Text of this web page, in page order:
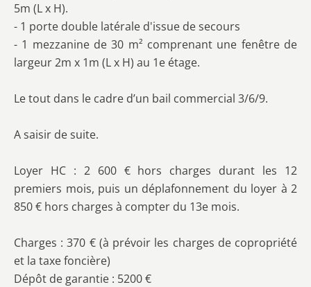
5m (L x H).
- 1 porte double latérale d'issue de secours
- 1 mezzanine de 30 m² comprenant une fenêtre de
largeur 2m x 1m (L x H) au 1e étage.
Le tout dans le cadre d’un bail commercial 3/6/9.
A saisir de suite.
Loyer HC : 2 600 € hors charges durant les 12
premiers mois, puis un déplafonnement du loyer à 2
850 € hors charges à compter du 13e mois.
Charges : 370 € (à prévoir les charges de copropriété
et la taxe foncière)
Dépôt de garantie : 5200 €